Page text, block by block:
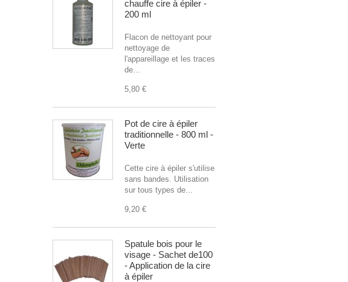
chauffe cire à épiler -
200 ml
Flacon de nettoyant pour
nettoyage de
l'appareillage et les traces
de...
5,80 €
Pot de cire à épiler
traditionnelle - 800 ml -
Verte
Cette cire à épiler s'utilise
sans bandes. Utilisation
sur tous types de...
9,20 €
Spatule bois pour le
visage - Sachet de100
- Application de la cire
à épiler